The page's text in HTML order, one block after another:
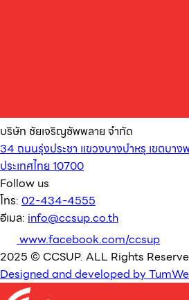
บริษัท ชัยเจริญซัพพลาย จำกัด
34 ถนนรุ่งประชา แขวงบางบำหรุ เขตบา
ประเทศไทย 10700
Follow us
โทร: 02-434-4555
อีเมล: info@ccsup.co.th
www.facebook.com/ccsup
2025 © CCSUP. ALL Rights
Designed and developed by